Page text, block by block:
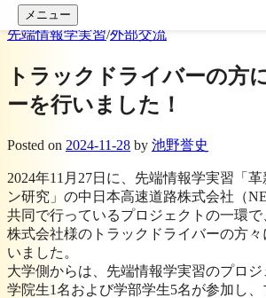
コンテンツへスキップ
メニュー
先端情報学実習/外部交流
トラックドライバーの方
ーを行いました！
Posted on 2024-11-28 by 池野誉史
2024年11月27日に、先端情報学実習「
ン研究」の中日本高速道路株式会社（
共同で行っているプロジェクトの一環で
株式会社様のトラックドライバーの方
いました。
大学側からは、先端情報学実習のプロ
学院生1名および学部学生5名が参加し